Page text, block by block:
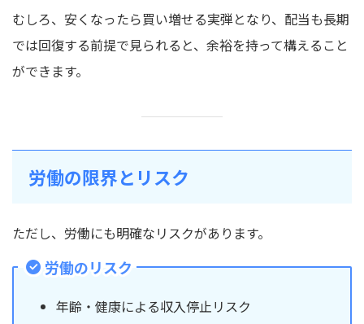
むしろ、安くなったら買い増せる実弾となり、配当も長期
では回復する前提で見られると、余裕を持って構えること
ができます。
労働の限界とリスク
ただし、労働にも明確なリスクがあります。
労働のリスク
年齢・健康による収入停止リスク